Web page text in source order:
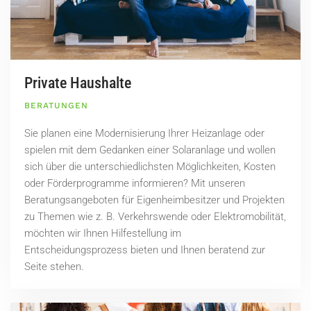
Private Haushalte
BERATUNGEN
Sie planen eine Modernisierung Ihrer Heizanlage oder
spielen mit dem Gedanken einer Solaranlage und wollen
sich über die unterschiedlichsten Möglichkeiten, Kosten
oder Förderprogramme informieren? Mit unseren
Beratungsangeboten für Eigenheimbesitzer und Projekten
zu Themen wie z. B. Verkehrswende oder Elektromobilität,
möchten wir Ihnen Hilfestellung im
Entscheidungsprozess bieten und Ihnen beratend zur
Seite stehen.